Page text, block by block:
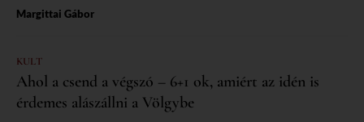
Margittai Gábor
KULT
Ahol a csend a végszó – 6+1 ok, amiért az idén is
érdemes alászállni a Völgybe